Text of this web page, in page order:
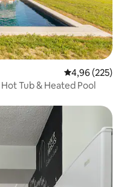
Średnia
4,96 (225)
Tub & Heated Pool
gości